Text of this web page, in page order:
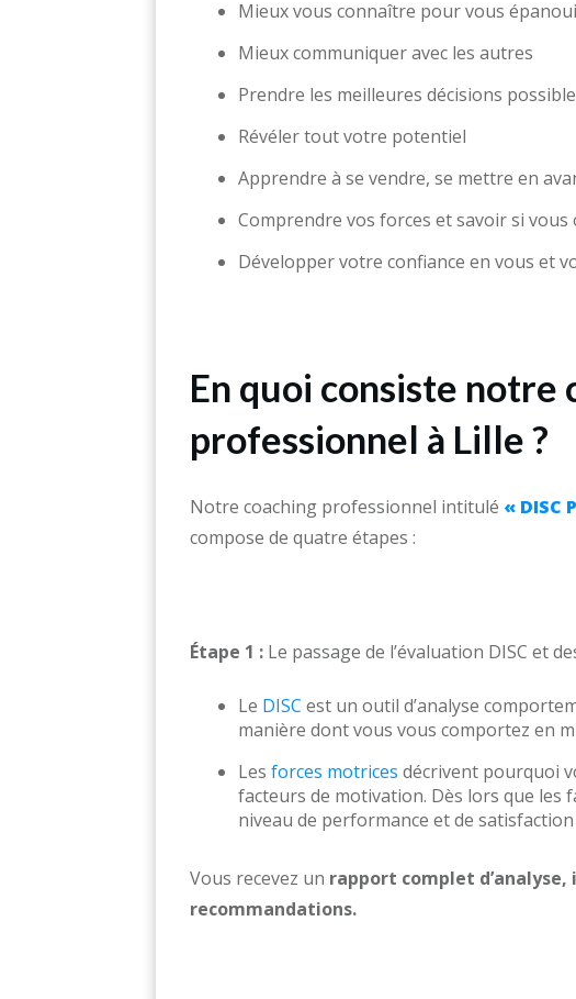
Mieux vous connaître pour vous
Mieux communiquer avec les autres
Prendre les meilleures décisions
Révéler tout votre potentiel
Apprendre à se vendre, se mettre en
Comprendre vos forces et savoir si vous
Développer votre confiance en vous et
En quoi consiste notre
professionnel à Lille ?
Notre coaching professionnel intitulé « DISC
compose de quatre étapes :
Étape 1 : Le passage de l’évaluation DISC et
Le DISC est un outil d’analyse
manière dont vous vous comportez en
Les forces motrices décrivent pourquoi
facteurs de motivation. Dès lors que les
niveau de performance et de
Vous recevez un rapport complet
recommandations.